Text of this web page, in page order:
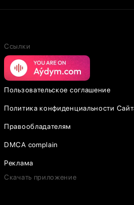
Ссылки
Пользовательское соглашение
Политика конфиденциальности
Правообладателям
DMCA complain
Реклама
Скачать приложение